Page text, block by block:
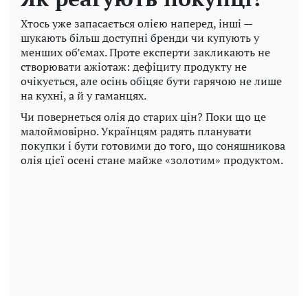
Хтось уже запасається олією наперед, інші —
шукають більш доступні бренди чи купують у
менших об’ємах. Проте експерти закликають не
створювати ажіотаж: дефіциту продукту не
очікується, але осінь обіцяє бути гарячою не лише
на кухні, а й у гаманцях.
Чи повернеться олія до старих цін? Поки що це
малоймовірно. Українцям радять планувати
покупки і бути готовими до того, що соняшникова
олія цієї осені стане майже «золотим» продуктом.